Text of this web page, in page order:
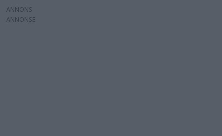
ANNONS